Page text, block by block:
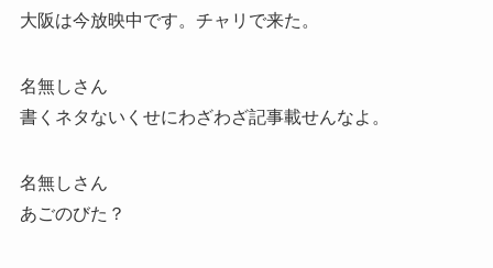
大阪は今放映中です。チャリで来た。
名無しさん
書くネタないくせにわざわざ記事載せんなよ。
名無しさん
あごのびた？